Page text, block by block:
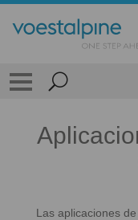
Las aplicaciones